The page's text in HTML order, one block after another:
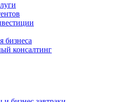
бизнеса
консалтинг